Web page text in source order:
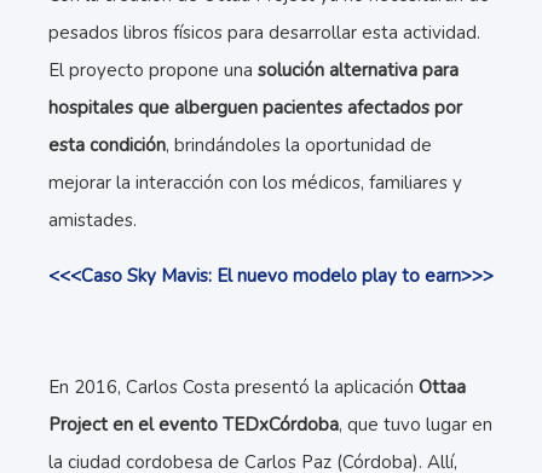
pesados libros físicos para desarrollar esta actividad.
El proyecto propone una solución alternativa para
hospitales que alberguen pacientes afectados por
esta condición, brindándoles la oportunidad de
mejorar la interacción con los médicos, familiares y
amistades.
<<<Caso Sky Mavis: El nuevo modelo play to earn>>>
En 2016, Carlos Costa presentó la aplicación Ottaa
Project en el evento TEDxCórdoba, que tuvo lugar en
la ciudad cordobesa de Carlos Paz (Córdoba). Allí,